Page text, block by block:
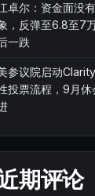
卓尔：资金面没
，反弹至6.8至7
一跌
参议院启动
投票流程，9月休
期评论